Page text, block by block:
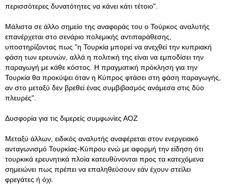
περισσότερες δυνατότητες να κάνει κάτι τέτοιο".
Μάλιστα σε άλλο σημείο της αναφοράς του ο Τούρκος αναλυτής
επανέρχεται στο σενάριο πολεμικής αντιπαράθεσης,
υποστηρίζοντας πως "η Τουρκία μπορεί να ανεχθεί την κυπριακή
φάση των ερευνών, αλλά η πολιτική της είναι να εμποδίσει την
παραγωγή με κάθε κόστος. Η πραγματική πρόκληση για την
Τουρκία θα προκύψει όταν η Κύπρος φτάσει στη φάση παραγωγής,
αν στο μεταξύ δεν βρεθεί ένας συμβιβασμός ανάμεσα στις δύο
πλευρές".
Δυσφορία για τις διμερείς συμφωνίες ΑΟΖ
Μεταξύ άλλων, ειδικός αναλυτής αναφέρεται στον ενεργειακό
ανταγωνισμό Τουρκίας-Κύπρου ενώ με αφορμή την είδηση ότι
τουρκικά ερευνητικά πλοία κατευθύνονται προς τα κατεχόμενα
σημειώνει πως πρέπει να επαληθεύσουν εάν έχουν στείλει
φρεγάτες ή όχι.